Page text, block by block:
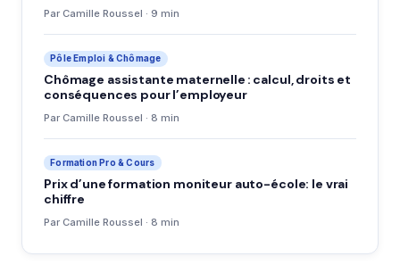
Par Camille Roussel · 9 min
Pôle Emploi & Chômage
Chômage assistante maternelle : calcul, droits et
conséquences pour l’employeur
Par Camille Roussel · 8 min
Formation Pro & Cours
Prix d’une formation moniteur auto-école: le vrai
chiffre
Par Camille Roussel · 8 min